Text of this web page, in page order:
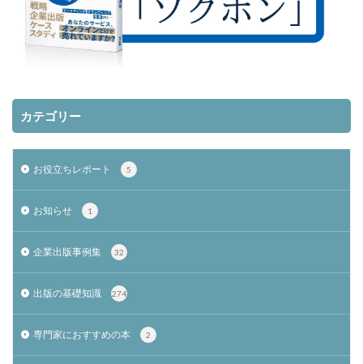
カテゴリー
お役立ちレポート 5
お知らせ 1
企業出版事例集 32
出版の基礎知識 274
専門家におすすめの本 2